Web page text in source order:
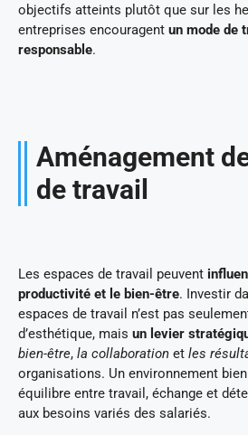
objectifs atteints plutôt que sur les
entreprises encouragent un mode de
responsable.
Aménagement
de travail
Les espaces de travail peuvent
productivité et le bien-être. Investir
espaces de travail n’est pas
d’esthétique, mais un levier
bien-être, la collaboration et les
organisations. Un environnement
équilibre entre travail, échange et
aux besoins variés des salariés.